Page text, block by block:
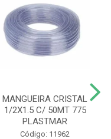
MANGUEIRA CRISTAL
1/2X1.5 C/ 50MT 775
PLASTMAR
Código: 11962